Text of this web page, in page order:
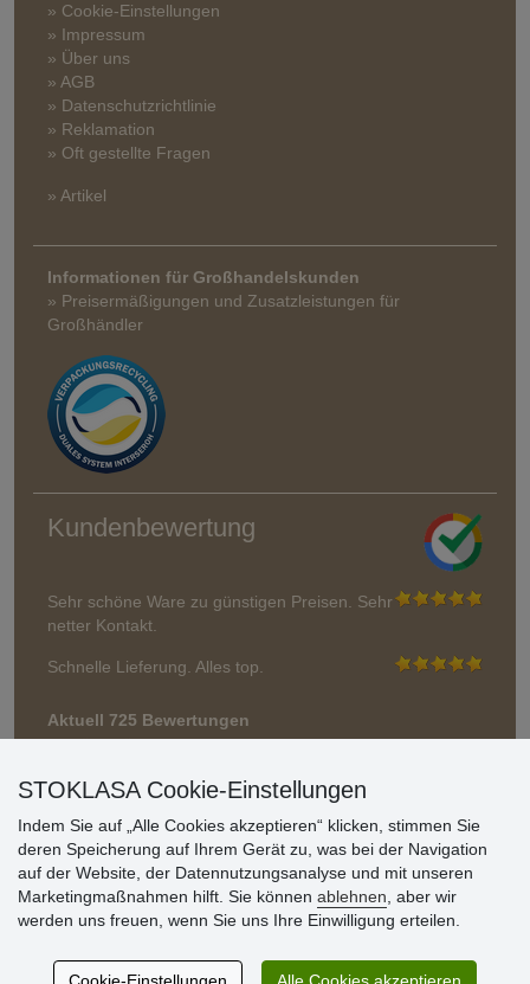
» Cookie-Einstellungen
» Impressum
» Über uns
» AGB
» Datenschutzrichtlinie
» Reklamation
» Oft gestellte Fragen
» Artikel
Informationen für Großhandelskunden
» Preisermäßigungen und Zusatzleistungen für
Großhändler
Kundenbewertung
Sehr schöne Ware zu günstigen Preisen. Sehr
netter Kontakt.
Schnelle Lieferung. Alles top.
Aktuell 725 Bewertungen
* Wir überprüfen keine Bewertungen
STOKLASA Cookie-Einstellungen
Indem Sie auf „Alle Cookies akzeptieren“ klicken, stimmen Sie
deren Speicherung auf Ihrem Gerät zu, was bei der Navigation
auf der Website, der Datennutzungsanalyse und mit unseren
Marketingmaßnahmen hilft. Sie können ablehnen , aber wir
werden uns freuen, wenn Sie uns Ihre Einwilligung erteilen.